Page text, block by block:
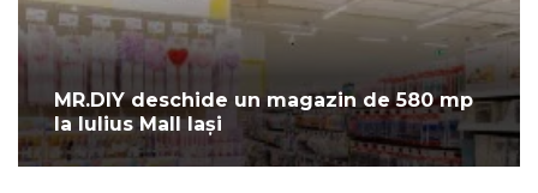
MR.DIY deschide un magazin de 580 mp
la Iulius Mall Iași